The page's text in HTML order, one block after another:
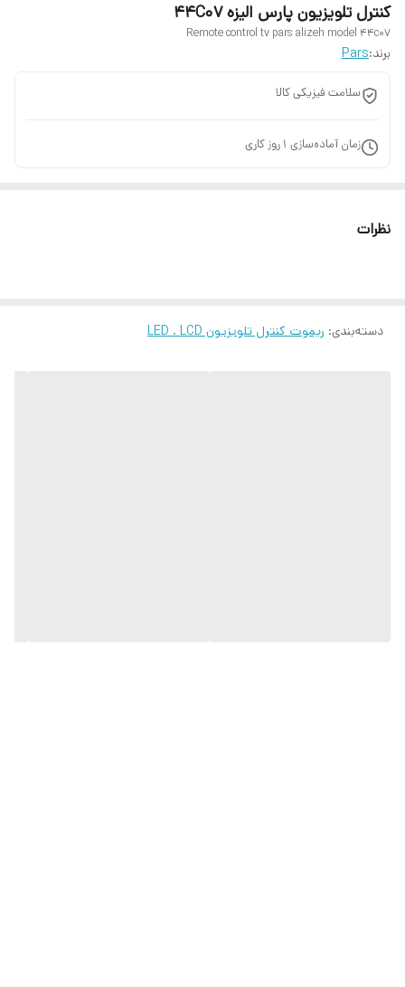
کنترل تلویزیون پارس الیزه 44C07
Remote control tv pars alizeh model 44c07
برند:Pars
سلامت فیزیکی کالا
زمان آماده‌سازی 1 روز کاری
نظرات
دسته‌بندی: ریموت کنترل تلویزیون LED . LCD